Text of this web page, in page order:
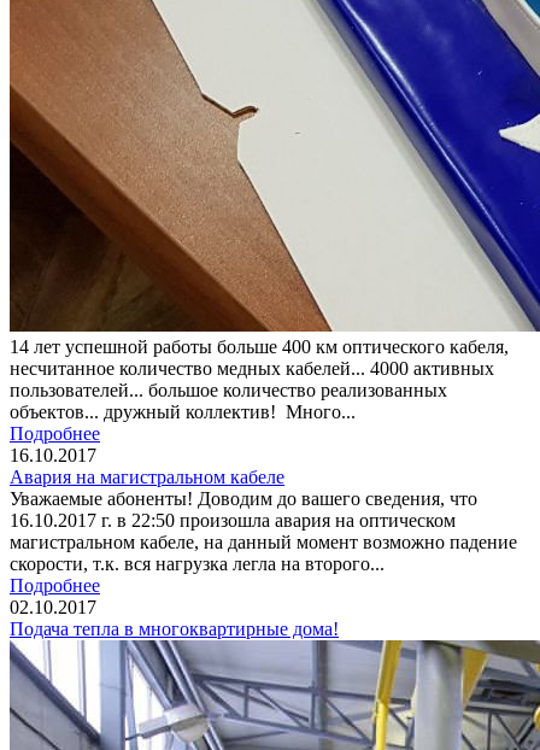
14 лет успешной работы больше 400 км оптического кабеля,
несчитанное количество медных кабелей... 4000 активных
пользователей... большое количество реализованных
объектов... дружный коллектив! Много...
Подробнее
16.10.2017
Авария на магистральном кабеле
Уважаемые абоненты! Доводим до вашего сведения, что
16.10.2017 г. в 22:50 произошла авария на оптическом
магистральном кабеле, на данный момент возможно падение
скорости, т.к. вся нагрузка легла на второго...
Подробнее
02.10.2017
Подача тепла в многоквартирные дома!